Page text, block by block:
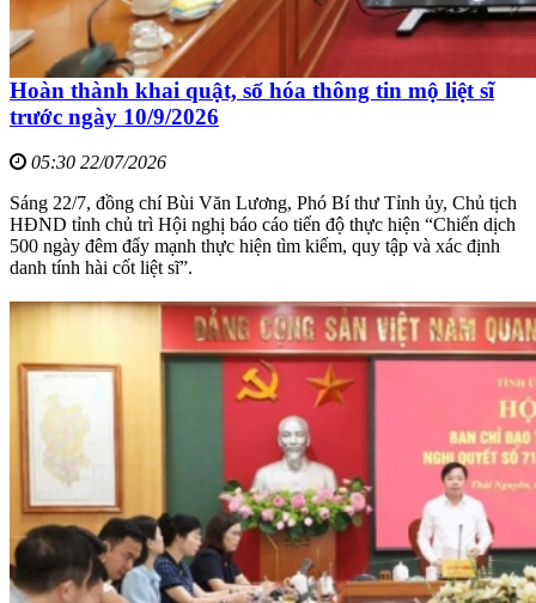
Hoàn thành khai quật, số hóa thông tin mộ liệt sĩ
trước ngày 10/9/2026
05:30 22/07/2026
Sáng 22/7, đồng chí Bùi Văn Lương, Phó Bí thư Tỉnh ủy, Chủ tịch
HĐND tỉnh chủ trì Hội nghị báo cáo tiến độ thực hiện “Chiến dịch
500 ngày đêm đẩy mạnh thực hiện tìm kiếm, quy tập và xác định
danh tính hài cốt liệt sĩ”.